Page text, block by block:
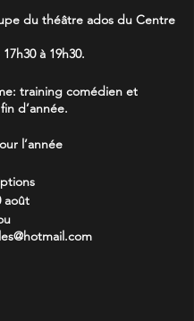
du théâtre ados du Centre
à 19h30.
training comédien et
d’année.
l’année
août